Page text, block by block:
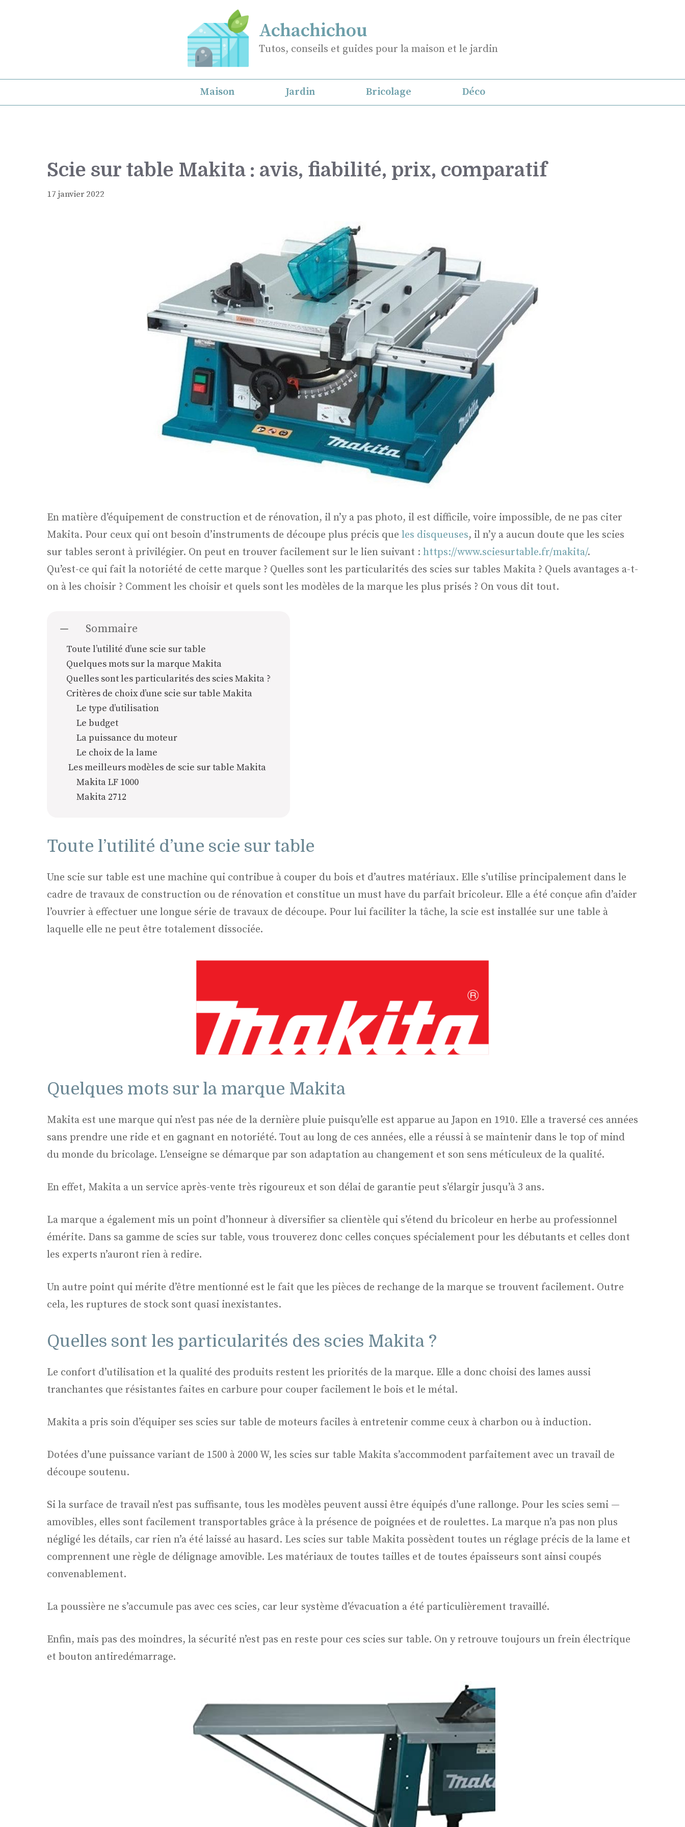
Achachichou
Tutos, conseils et guides pour la maison et le jardin
Maison Jardin Bricolage Déco
Scie sur table Makita : avis, fiabilité, prix, comparatif
17 janvier 2022
En matière d’équipement de construction et de rénovation, il n’y a pas photo, il est difficile, voire impossible, de ne pas citer
Makita. Pour ceux qui ont besoin d’instruments de découpe plus précis que les disqueuses, il n’y a aucun doute que les scies
sur tables seront à privilégier. On peut en trouver facilement sur le lien suivant : https://www.sciesurtable.fr/makita/.
Qu’est-ce qui fait la notoriété de cette marque ? Quelles sont les particularités des scies sur tables Makita ? Quels avantages a-t-
on à les choisir ? Comment les choisir et quels sont les modèles de la marque les plus prisés ? On vous dit tout.
Sommaire
Toute l’utilité d’une scie sur table
Quelques mots sur la marque Makita
Quelles sont les particularités des scies Makita ?
Critères de choix d’une scie sur table Makita
Le type d’utilisation
Le budget
La puissance du moteur
Le choix de la lame
Les meilleurs modèles de scie sur table Makita
Makita LF 1000
Makita 2712
Toute l’utilité d’une scie sur table
Une scie sur table est une machine qui contribue à couper du bois et d’autres matériaux. Elle s’utilise principalement dans le
cadre de travaux de construction ou de rénovation et constitue un must have du parfait bricoleur. Elle a été conçue afin d’aider
l’ouvrier à effectuer une longue série de travaux de découpe. Pour lui faciliter la tâche, la scie est installée sur une table à
laquelle elle ne peut être totalement dissociée.
Quelques mots sur la marque Makita
Makita est une marque qui n’est pas née de la dernière pluie puisqu’elle est apparue au Japon en 1910. Elle a traversé ces années
sans prendre une ride et en gagnant en notoriété. Tout au long de ces années, elle a réussi à se maintenir dans le top of mind
du monde du bricolage. L’enseigne se démarque par son adaptation au changement et son sens méticuleux de la qualité.
En effet, Makita a un service après-vente très rigoureux et son délai de garantie peut s’élargir jusqu’à 3 ans.
La marque a également mis un point d’honneur à diversifier sa clientèle qui s’étend du bricoleur en herbe au professionnel
émérite. Dans sa gamme de scies sur table, vous trouverez donc celles conçues spécialement pour les débutants et celles dont
les experts n’auront rien à redire.
Un autre point qui mérite d’être mentionné est le fait que les pièces de rechange de la marque se trouvent facilement. Outre
cela, les ruptures de stock sont quasi inexistantes.
Quelles sont les particularités des scies Makita ?
Le confort d’utilisation et la qualité des produits restent les priorités de la marque. Elle a donc choisi des lames aussi
tranchantes que résistantes faites en carbure pour couper facilement le bois et le métal.
Makita a pris soin d’équiper ses scies sur table de moteurs faciles à entretenir comme ceux à charbon ou à induction.
Dotées d’une puissance variant de 1500 à 2000 W, les scies sur table Makita s’accommodent parfaitement avec un travail de
découpe soutenu.
Si la surface de travail n’est pas suffisante, tous les modèles peuvent aussi être équipés d’une rallonge. Pour les scies semi —
amovibles, elles sont facilement transportables grâce à la présence de poignées et de roulettes. La marque n’a pas non plus
négligé les détails, car rien n’a été laissé au hasard. Les scies sur table Makita possèdent toutes un réglage précis de la lame et
comprennent une règle de délignage amovible. Les matériaux de toutes tailles et de toutes épaisseurs sont ainsi coupés
convenablement.
La poussière ne s’accumule pas avec ces scies, car leur système d’évacuation a été particulièrement travaillé.
Enfin, mais pas des moindres, la sécurité n’est pas en reste pour ces scies sur table. On y retrouve toujours un frein électrique
et bouton antiredémarrage.